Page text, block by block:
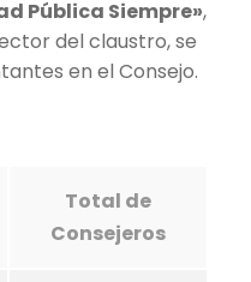
Pública Siempre»,
del claustro, se
en el Consejo.
Total de
Consejeros